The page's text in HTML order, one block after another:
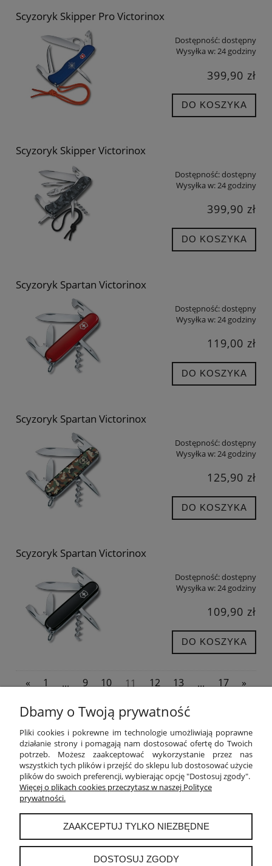
Scyzoryk Skipper Pro Victorinox
Dostępność:dostępny
Wysyłka w:24 godziny
399,90 zł
DO KOSZYKA
Scyzoryk Skipper Victorinox
Dostępność:dostępny
Wysyłka w:24 godziny
399,90 zł
DO KOSZYKA
Scyzoryk Spartan Victorinox
Dostępność:dostępny
Wysyłka w:24 godziny
119,00 zł
DO KOSZYKA
Scyzoryk Spartan Victorinox
Dostępność:dostępny
Wysyłka w:24 godziny
125,90 zł
DO KOSZYKA
Scyzoryk Spartan Victorinox
Dostępność:dostępny
Wysyłka w: 24 godziny
109,90 zł
DO KOSZYKA
« 1 ... 9 10 11 12 13 ... 17 »
POMOC
MOJE KONTO
PŁATNOŚCI I DOSTAWA
INFORMACJE
O NAS
Dbamy o Twoją prywatność
Pliki cookies i pokrewne im technologie umożliwiają poprawne
działanie strony i pomagają nam dostosować ofertę do Twoich
potrzeb. Możesz zaakceptować wykorzystanie przez nas
wszystkich tych plików i przejść do sklepu lub dostosować użycie
plików do swoich preferencji, wybierając opcję "Dostosuj zgody".
Więcej o plikach cookies przeczytasz w naszej Polityce
prywatności.
ZAAKCEPTUJ TYLKO NIEZBĘDNE
DOSTOSUJ ZGODY